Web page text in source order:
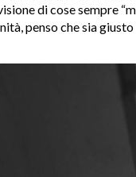
di cose sempre
penso che sia